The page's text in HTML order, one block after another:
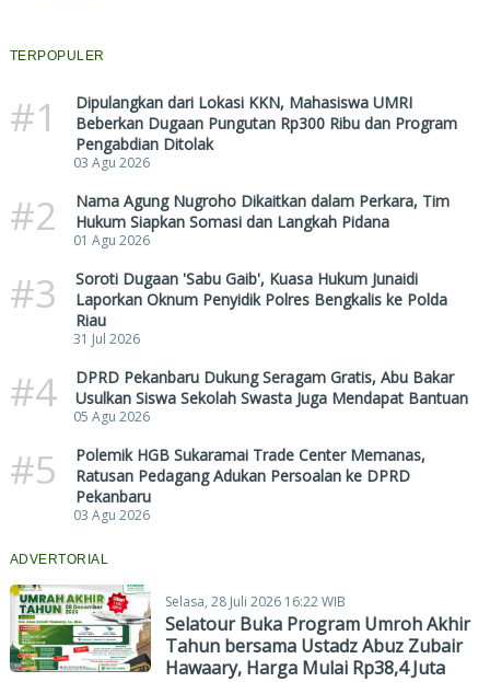
TERPOPULER
#1
Dipulangkan dari Lokasi KKN, Mahasiswa UMRI
Beberkan Dugaan Pungutan Rp300 Ribu dan Program
Pengabdian Ditolak
03 Agu 2026
#2
Nama Agung Nugroho Dikaitkan dalam Perkara, Tim
Hukum Siapkan Somasi dan Langkah Pidana
01 Agu 2026
#3
Soroti Dugaan 'Sabu Gaib', Kuasa Hukum Junaidi
Laporkan Oknum Penyidik Polres Bengkalis ke Polda
Riau
31 Jul 2026
#4
DPRD Pekanbaru Dukung Seragam Gratis, Abu Bakar
Usulkan Siswa Sekolah Swasta Juga Mendapat Bantuan
05 Agu 2026
#5
Polemik HGB Sukaramai Trade Center Memanas,
Ratusan Pedagang Adukan Persoalan ke DPRD
Pekanbaru
03 Agu 2026
ADVERTORIAL
Selasa, 28 Juli 2026 16:22 WIB
Selatour Buka Program Umroh Akhir
Tahun bersama Ustadz Abuz Zubair
Hawaary, Harga Mulai Rp38,4 Juta